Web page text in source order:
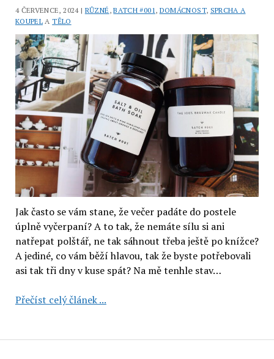
vosku
opunciovým
olejem
(recenze)
4 ČERVENCE, 2024 | RŮZNÉ ,BATCH #001, DOMÁCNOST, SPRCHA A
KOUPEL ATĚLO
Jak často se vám stane, že večer padáte do postele
úplně vyčerpaní? A to tak, že nemáte sílu si ani
natřepat polštář, ne tak sáhnout třeba ještě po knížce?
A jediné, co vám běží hlavou, tak že byste potřebovali
asi tak tři dny v kuse spát? Na mě tenhle stav…
Přečíst celý článek ...Batch
sůl